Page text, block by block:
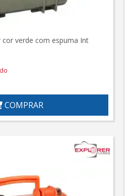
cor verde com espuma Int
COMPRAR